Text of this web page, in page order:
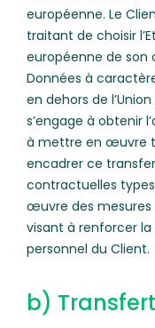
européenne. Le
traitant de choisir
européenne de son
Données à
en dehors de
s’engage à obtenir
à mettre en œuvre
encadrer ce
contractuelles
œuvre des
visant à renforcer
personnel du Client.
b)